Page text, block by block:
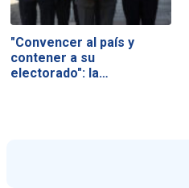
"Convencer al país y
contener a su
electorado": la…